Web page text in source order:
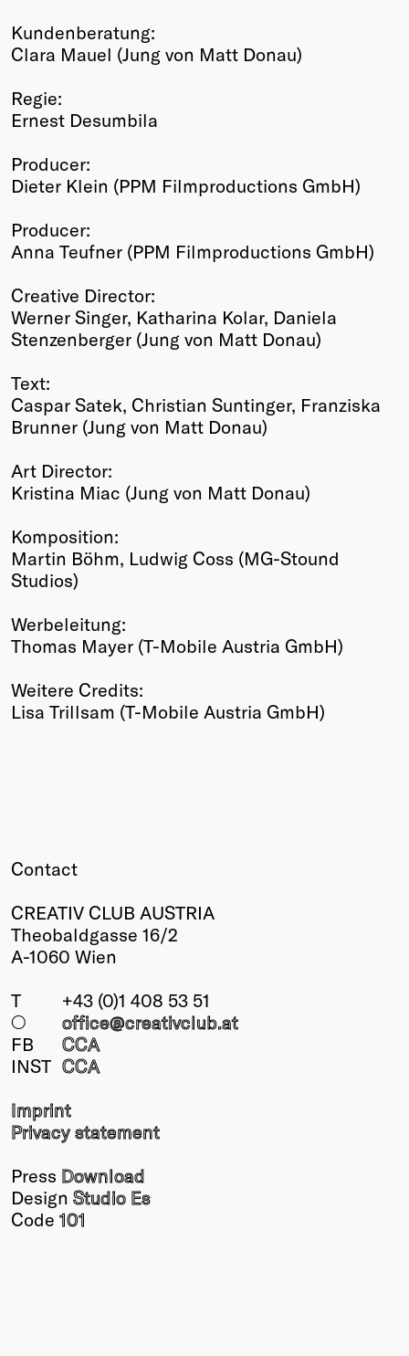
Kundenberatung:
Clara Mauel (Jung von Matt Donau)
Regie:
Ernest Desumbila
Producer:
Dieter Klein (PPM Filmproductions GmbH)
Producer:
Anna Teufner (PPM Filmproductions GmbH)
Creative Director:
Werner Singer, Katharina Kolar, Daniela
Stenzenberger (Jung von Matt Donau)
Text:
Caspar Satek, Christian Suntinger, Franziska
Brunner (Jung von Matt Donau)
Art Director:
Kristina Miac (Jung von Matt Donau)
Komposition:
Martin Böhm, Ludwig Coss (MG-Stound
Studios)
Werbeleitung:
Thomas Mayer (T-Mobile Austria GmbH)
Weitere Credits:
Lisa Trillsam (T-Mobile Austria GmbH)
Contact
CREATIV CLUB AUSTRIA
Theobaldgasse 16/2
A-1060 Wien
T
+43 (0)1 408 53 51
○
office@creativclub.at
FB
CCA
INST CCA
Imprint
Privacy statement
Press Download
Design Studio Es
Code 101